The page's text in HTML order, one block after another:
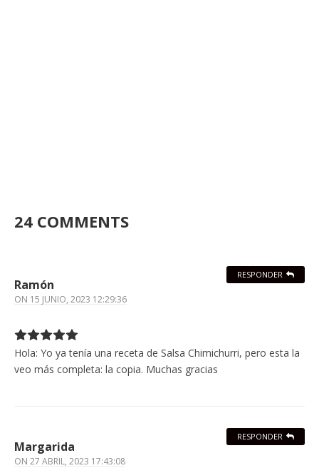
24 COMMENTS
Ramón
ON 15 JUNIO, 2023 12:29:36
Hola: Yo ya tenía una receta de Salsa Chimichurri, pero esta la
veo más completa: la copia. Muchas gracias
RESPONDER
Margarida
ON 27 ABRIL, 2023 17:43:08
RESPONDER